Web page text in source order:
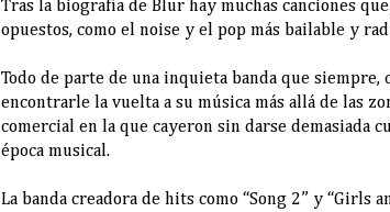
Tras la biografía de Blur hay muchas canciones
opuestos, como el noise y el pop más bailable y
Todo de parte de una inquieta banda que
encontrarle la vuelta a su música más allá de las
comercial en la que cayeron sin darse demasiada
época musical.
La banda creadora de hits como “Song 2” y “Girls